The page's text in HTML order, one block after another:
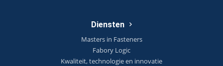
Diensten
Masters in Fasteners
Fabory Logic
Kwaliteit, technologie en innovatie